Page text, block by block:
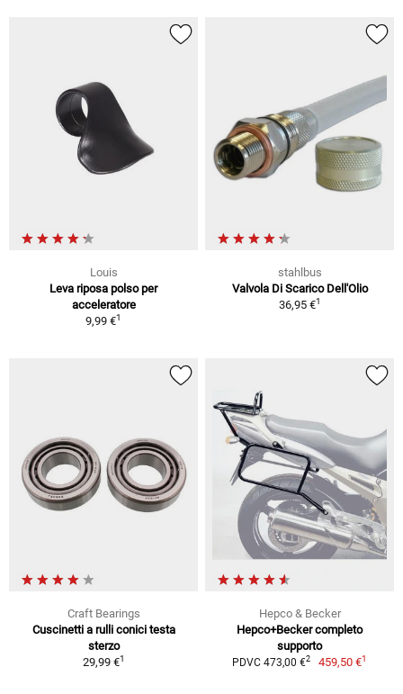
Louis
Leva riposa polso per
acceleratore
9,99 €1
stahlbus
Valvola Di Scarico Dell'Olio
36,95 €1
Craft Bearings
Cuscinetti a rulli conici testa
sterzo
29,99 €1
Hepco & Becker
Hepco+Becker completo
supporto
PDVC 473,00 €2 459,50 €1